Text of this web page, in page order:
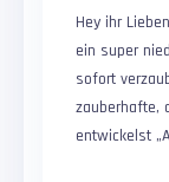
Hey ihr
ein super
sofort
zauberhafte,
entwickelst